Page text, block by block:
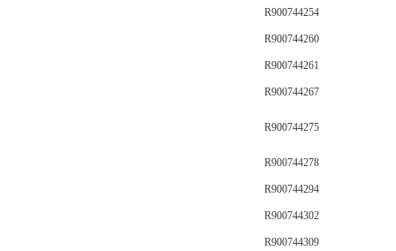
R900744254
R900744260
R900744261
R900744267
R900744275
R900744278
R900744294
R900744302
R900744309